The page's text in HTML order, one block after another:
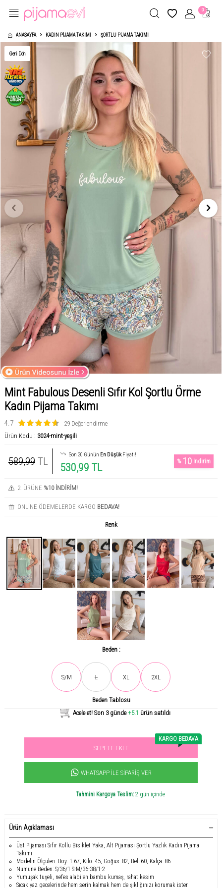
0
ANASAYFA KADIN PIJAMA TAKIMI ŞORTLU PIJAMA TAKIMI
Geri Dön
Mint Fabulous Desenli Sıfır Kol Şortlu Örme
Kadın Pijama Takımı
4.7
29 Değerlendirme
Ürün Kodu : 3024-mint-yeşili
589,99 TL
Son 30 Günün En DüşükFiyatı!
530,99 TL %10 İndirim
2. ÜRÜNE %10 İNDİRİM!
ONLİNE ÖDEMELERDE KARGO BEDAVA!
Renk
Beden :
S/M L XL 2XL
Beden Tablosu
Son gün içerisinde 507 kişi tarafından incelendi!
Acele et! Son 3 günde+5.1 ürün satıldı
Sevilen ürün! 11.3B kişi favoriledi!
SEPETE EKLE
KARGO BEDAVA
WHATSAPP İLE SIPARIŞ VER
Tahmini Kargoya Teslim:2 gün içinde
Ürün Açıklaması
Üst Pijaması Sıfır Kollu Bisiklet Yaka, Alt Pijaması Şortlu Yazlık Kadın Pijama
Takımı
Modelin Ölçüleri: Boy: 1.67, Kilo: 45, Göğüs: 82, Bel: 60, Kalça: 86
Numune Beden: S/36/1 S-M/36-38/1-2
Yumuşak tuşeli, nefes alabilen bambu kumaş, rahat kesim
Sıcak yaz gecelerinde hem serin kalmak hem de şıklığınızı korumak ister